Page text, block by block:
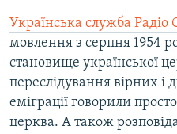
Українська служба Радіо
мовлення з серпня 1954
становище української
переслідування вірних і
еміграції говорили
церква. А також